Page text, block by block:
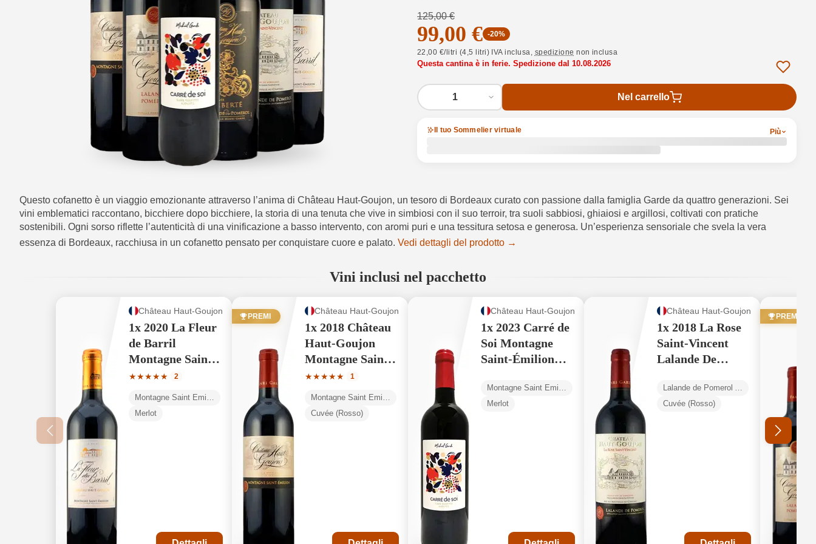
125,00 €
99,00 € -20%
22,00 €/litri (4,5 litri) IVA inclusa, spedizione non inclusa
Questa cantina è in ferie. Spedizione dal 10.08.2026
1 Nel carrello
Il tuo Sommelier virtuale Più
Questo cofanetto è un viaggio emozionante attraverso l’anima di Château Haut-Goujon, un tesoro di Bordeaux curato con passione dalla famiglia Garde da quattro generazioni. Sei
vini emblematici raccontano, bicchiere dopo bicchiere, la storia di una tenuta che vive in simbiosi con il suo terroir, tra suoli sabbiosi, ghiaiosi e argillosi, coltivati con pratiche
sostenibili. Ogni sorso riflette l’autenticità di una vinificazione a basso intervento, con aromi puri e una tessitura setosa e generosa. Un’esperienza sensoriale che svela la vera
essenza di Bordeaux, racchiusa in un cofanetto pensato per conquistare cuore e palato. Vedi dettagli del prodotto →
Vini inclusi nel pacchetto
Château Haut-Goujon
1x 2020 La Fleur
de Barril
Montagne Saint-
Émilion AOP
★★★★★
Valutazione media di 5 su 5 stelle
2
Montagne Saint Émilion AOP
Merlot
PREMI
Château Haut-Goujon
1x 2018 Château
Haut-Goujon
Montagne Saint-
Émilion AOP
★★★★★
Valutazione media di 5 su 5 stelle
1
Montagne Saint Émilion AOP
Cuvée (Rosso)
Château Haut-Goujon
1x 2023 Carré de
Soi Montagne
Saint-Émilion
Montagne Saint Émilion AOP
Merlot
Château Haut-Goujon
1x 2018 La Rose
Saint-Vincent
Lalande De
Lalande de Pomerol AOP
Cuvée (Rosso)
PREMI